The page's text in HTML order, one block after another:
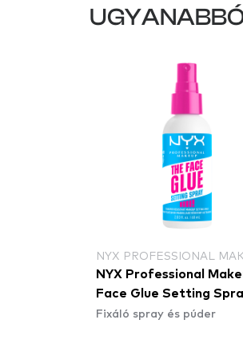
NYX PROFESSIONAL
NYX Professional
Face Glue Setting
Fixáló spray és púder